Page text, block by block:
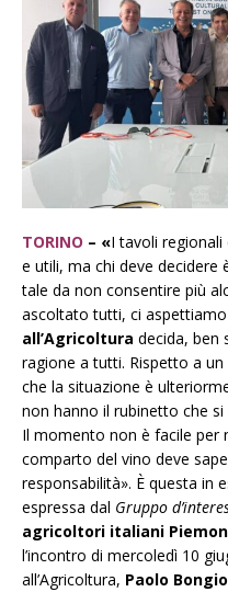
TORINO – «I tavoli
e utili, ma chi deve decidere
tale da non consentire più
ascoltato tutti, ci aspettiamo
all’Agricoltura decida, ben
ragione a tutti. Rispetto a
che la situazione è
non hanno il rubinetto che
Il momento non è facile per
comparto del vino deve
responsabilità». È questa in
espressa dal Gruppo
agricoltori italiani
l’incontro di mercoledì 10
all’Agricoltura, Paolo